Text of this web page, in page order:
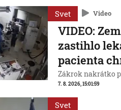
Svet Video
VIDEO:
zastihlo
pacienta
Zákrok nakrátko
7. 8. 2026, 15:01:59
Svet